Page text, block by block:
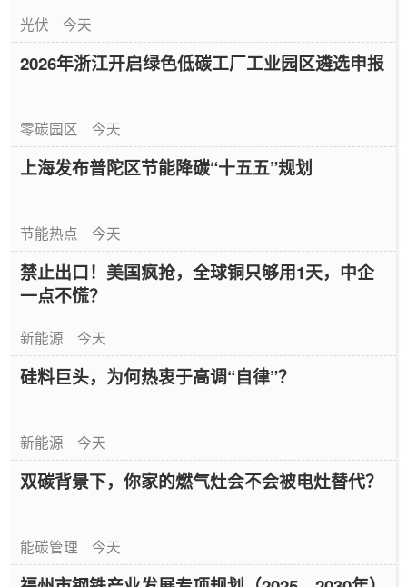
光伏 今天
2026年浙江开启绿色低碳工厂工业园区遴选申报
零碳园区 今天
上海发布普陀区节能降碳“十五五”规划
节能热点 今天
禁止出口！美国疯抢，全球铜只够用1天，中企
一点不慌？
新能源 今天
硅料巨头，为何热衷于高调“自律”？
新能源 今天
双碳背景下，你家的燃气灶会不会被电灶替代？
能碳管理 今天